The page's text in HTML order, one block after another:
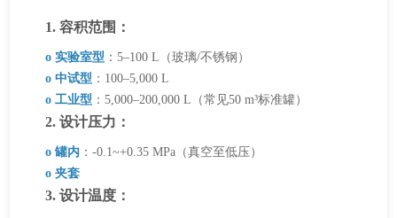
1. 容积范围：
o 实验室型 ：5–100 L（玻璃/不锈钢）
o 中试型 ：100–5,000 L
o 工业型 ：5,000–200,000 L（常见50 m³标准罐）
2. 设计压力：
o 罐内 ：-0.1~+0.35 MPa（真空至低压）
o 夹套
3. 设计温度：